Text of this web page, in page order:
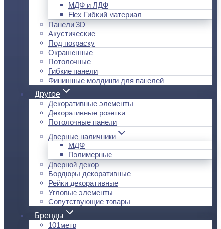
МДФ и ЛДФ
Flex Гибкий материал
Панели 3D
Акустические
Под покраску
Окрашенные
Потолочные
Гибкие панели
Финишные молдинги для панелей
Другое
Декоративные элементы
Декоративные розетки
Потолочные панели
Дверные наличники
МДФ
Полимерные
Дверной декор
Бордюры декоративные
Рейки декоративные
Угловые элементы
Сопутствующие товары
Бренды
101метр